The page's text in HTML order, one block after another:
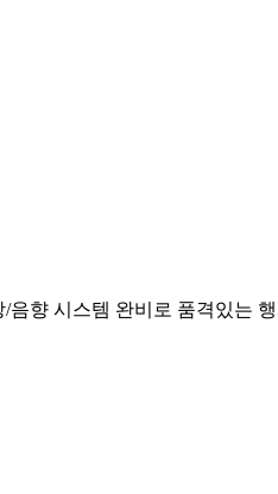
향 시스템 완비로 품격있는